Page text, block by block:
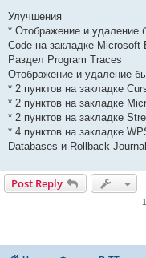
Улучшения
* Отображение и удаление
Code на закладке Microsoft
Раздел Program Traces
Отображение и удаление
* 2 пунктов на закладке
* 2 пунктов на закладке
* 2 пунктов на закладке
* 4 пунктов на закладке
Databases и Rollback
Post Reply